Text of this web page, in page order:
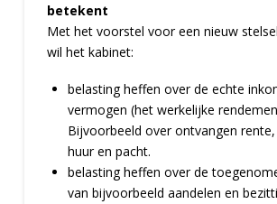
betekent
Met het voorstel voor een nieuw
wil het kabinet:
belasting heffen over de echte
vermogen (het werkelijke
Bijvoorbeeld over ontvangen rente,
huur en pacht.
belasting heffen over de
van bijvoorbeeld aandelen en